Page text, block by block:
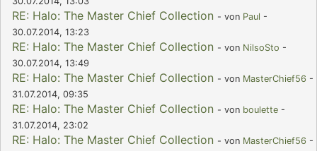
RE: Halo: The Master Chief Collection - von Paul -
30.07.2014, 13:23
RE: Halo: The Master Chief Collection - von NilsoSto -
30.07.2014, 13:49
RE: Halo: The Master Chief Collection - von MasterChief56 -
31.07.2014, 09:35
RE: Halo: The Master Chief Collection - von boulette -
31.07.2014, 23:02
RE: Halo: The Master Chief Collection - von MasterChief56 -